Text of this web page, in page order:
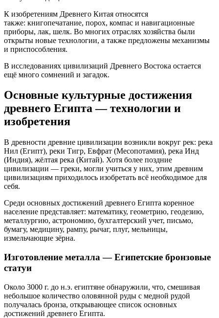
К изобретениям Древнего Китая относятся
также: книгопечатание, порох, компас и навигационные
приборы, лак, шелк. Во многих отраслях хозяйства были
открыты новые технологии, а также предложены механизмы
и приспособления.
В исследованиях цивилизаций Древнего Востока остается
ещё много сомнений и загадок.
Основные культурные достижения
древнего Египта — технологии и
изобретения
В древности древние цивилизации возникли вокруг рек: река
Нил (Египт), реки Тигр, Евфрат (Месопотамия), река Инд
(Индия), жёлтая река (Китай). Хотя более поздние
цивилизации — греки, могли учиться у них, этим древним
цивилизациям приходилось изобретать всё необходимое для
себя.
Среди основных достижений древнего Египта коренное
население представляет: математику, геометрию, геодезию,
металлургию, астрономию, бухгалтерский учет, письмо,
бумагу, медицину, рампу, рычаг, плуг, мельницы,
измельчающие зёрна.
Изготовление металла — Египетские бронзовые
статуи
Около 3000 г. до н.э. египтяне обнаружили, что, смешивая
небольшое количество оловянной руды с медной рудой
получалась бронза, открывающее список основных
достижений древнего Египта.